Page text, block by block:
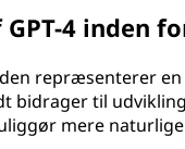
4 inden
den repræsenterer
bidrager til
mere